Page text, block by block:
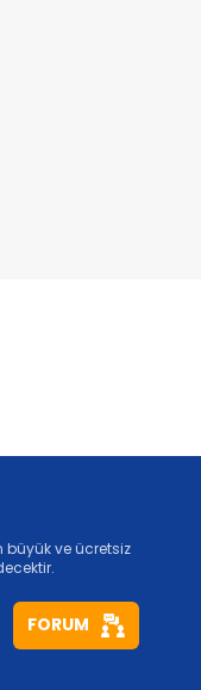
büyük ve ücretsiz
FORUM